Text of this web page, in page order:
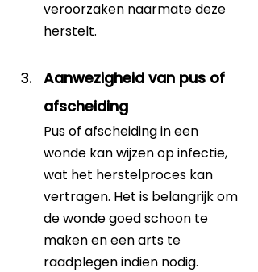
veroorzaken naarmate deze
herstelt.
Aanwezigheid van pus of
afscheiding
Pus of afscheiding in een
wonde kan wijzen op infectie,
wat het herstelproces kan
vertragen. Het is belangrijk om
de wonde goed schoon te
maken en een arts te
raadplegen indien nodig.